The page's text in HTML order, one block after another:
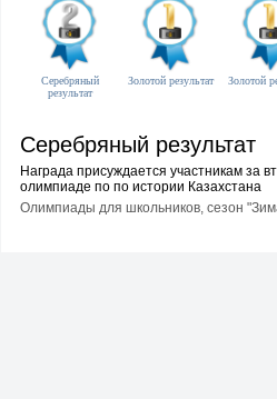
Серебряный
результат
Золотой результат Золотой
Серебряный результат
Награда присуждается участникам за
олимпиаде по по истории Казахстана
Олимпиады для школьников, сезон